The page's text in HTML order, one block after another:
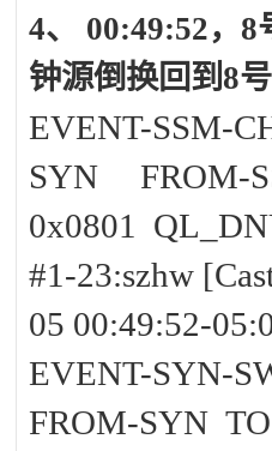
4、 00:49:52，
钟源倒换回到8
EVENT-SSM-
SYN FROM-
0x0801
#1-
05 00:49:52-
EVENT-SYN-
FROM-SYN